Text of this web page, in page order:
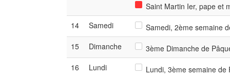
Saint Martin Ier, pape et
14
Samedi
Samedi, 2ème semaine
15
Dimanche
3ème Dimanche de
16
Lundi
Lundi, 3ème semaine de